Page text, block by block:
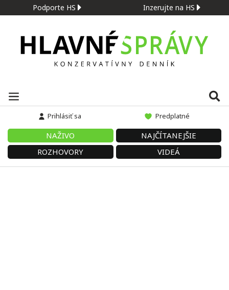
Podporte HS Inzerujte na HS
Prihlásiť sa Predplatné
NAŽIVO
NAJČÍTANEJŠIE
ROZHOVORY
VIDEÁ